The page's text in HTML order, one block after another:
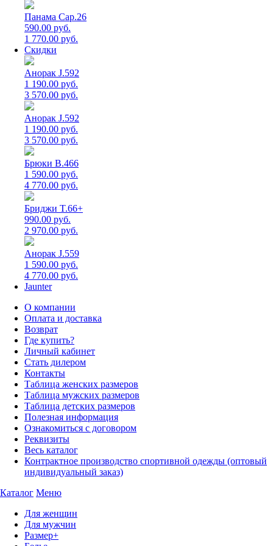
Панама Cap.26
590.00 руб.
1 770.00 руб.
Скидки
Анорак J.592
1 190.00 руб.
3 570.00 руб.
Анорак J.592
1 190.00 руб.
3 570.00 руб.
Брюки B.466
1 590.00 руб.
4 770.00 руб.
Бриджи T.66+
990.00 руб.
2 970.00 руб.
Анорак J.559
1 590.00 руб.
4 770.00 руб.
Jaunter
О компании
Оплата и доставка
Возврат
Где купить?
Личный кабинет
Стать дилером
Контакты
Таблица женских размеров
Таблица мужских размеров
Таблица детских размеров
Полезная информация
Ознакомиться с договором
Реквизиты
Весь каталог
Контрактное производство спортивной одежды (оптовый
индивидуальный заказ)
Каталог Меню
Для женщин
Для мужчин
Размер+